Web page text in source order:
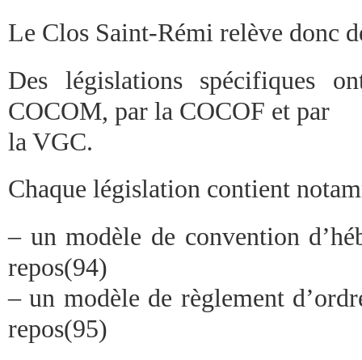
Le Clos Saint-Rémi relève donc
Des législations spécifiques
COCOM, par la COCOF et par
la VGC.
Chaque législation contient
– un modèle de convention
repos(94)
– un modèle de règlement
repos(95)